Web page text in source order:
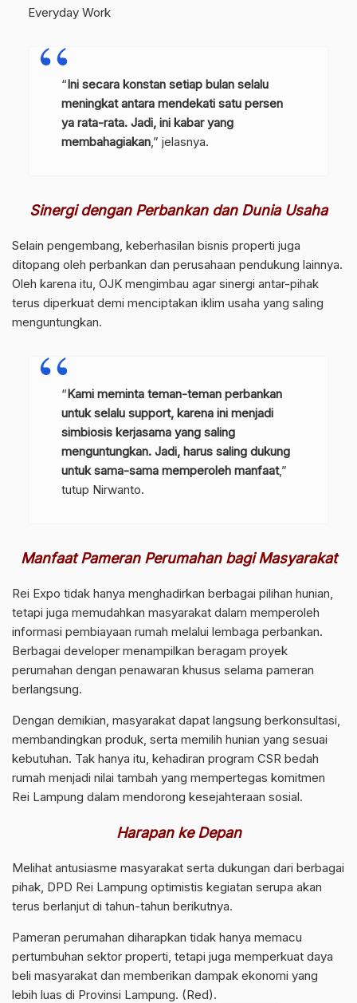
Everyday Work
“Ini secara konstan setiap bulan selalu
meningkat antara mendekati satu persen
ya rata-rata. Jadi, ini kabar yang
membahagiakan,” jelasnya.
Sinergi dengan Perbankan dan Dunia Usaha
Selain pengembang, keberhasilan bisnis properti juga
ditopang oleh perbankan dan perusahaan pendukung lainnya.
Oleh karena itu, OJK mengimbau agar sinergi antar-pihak
terus diperkuat demi menciptakan iklim usaha yang saling
menguntungkan.
“Kami meminta teman-teman perbankan
untuk selalu support, karena ini menjadi
simbiosis kerjasama yang saling
menguntungkan. Jadi, harus saling dukung
untuk sama-sama memperoleh manfaat,”
tutup Nirwanto.
Manfaat Pameran Perumahan bagi Masyarakat
Rei Expo tidak hanya menghadirkan berbagai pilihan hunian,
tetapi juga memudahkan masyarakat dalam memperoleh
informasi pembiayaan rumah melalui lembaga perbankan.
Berbagai developer menampilkan beragam proyek
perumahan dengan penawaran khusus selama pameran
berlangsung.
Dengan demikian, masyarakat dapat langsung berkonsultasi,
membandingkan produk, serta memilih hunian yang sesuai
kebutuhan. Tak hanya itu, kehadiran program CSR bedah
rumah menjadi nilai tambah yang mempertegas komitmen
Rei Lampung dalam mendorong kesejahteraan sosial.
Harapan ke Depan
Melihat antusiasme masyarakat serta dukungan dari berbagai
pihak, DPD Rei Lampung optimistis kegiatan serupa akan
terus berlanjut di tahun-tahun berikutnya.
Pameran perumahan diharapkan tidak hanya memacu
pertumbuhan sektor properti, tetapi juga memperkuat daya
beli masyarakat dan memberikan dampak ekonomi yang
lebih luas di Provinsi Lampung. (Red).